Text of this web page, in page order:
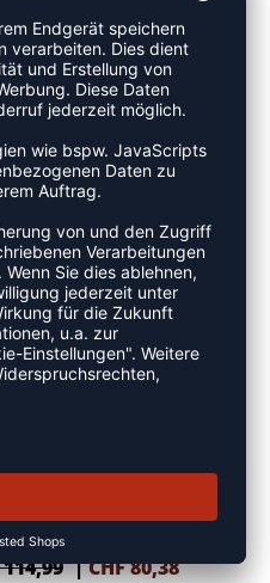
KNEE LONG SLEEVE
34,44 |CHF22,39
ACTIVE ANKLE T-2
|CHF80,38